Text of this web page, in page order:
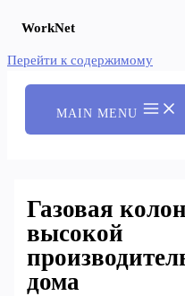
WorkNet
Перейти к содержимому
MAIN MENU
Газовая
высокой
дома